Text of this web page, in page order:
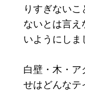
りすぎない
ないとは言
いようにしま
白壁・木・
せはどんなテ